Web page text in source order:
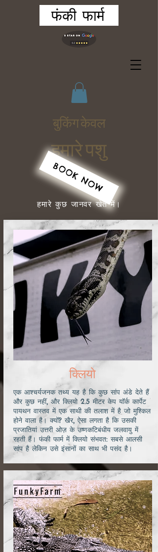
फंकी फार्म
बुकिंग केवल
हमारे पशु
BOOK NOW
हमारे कुछ जानवर खेत में।
क्लियो
एक आश्चर्यजनक तथ्य यह है कि कुछ सांप अंडे देते हैं
और कुछ नहीं, और क्लियो 2.5 मीटर केप यॉर्क कार्पेट
पायथन वास्तव में एक साथी की तलाश में है जो मुश्किल
होने वाला है। क्यों? खैर, ऐसा लगता है कि उसकी
प्रजातियां उत्तरी ओज़ के उष्णकटिबंधीय जलवायु में
रहती हैं। फंकी फार्म में क्लियो संभवत: सबसे आलसी
सांप है लेकिन उसे इंसानों का साथ भी पसंद है।